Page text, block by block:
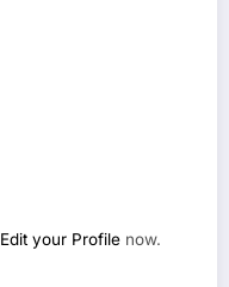
Edit your Profile now.